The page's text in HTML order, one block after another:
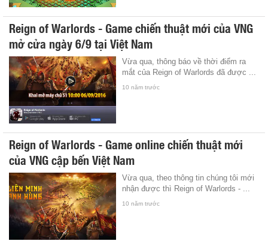
Reign of Warlords - Game chiến thuật mới của VNG
mở cửa ngày 6/9 tại Việt Nam
Vừa qua, thông báo về thời điểm ra
mắt của Reign of Warlords đã được ...
10 năm trước
Reign of Warlords - Game online chiến thuật mới
của VNG cập bến Việt Nam
Vừa qua, theo thông tin chúng tôi mới
nhận được thì Reign of Warlords - ...
10 năm trước